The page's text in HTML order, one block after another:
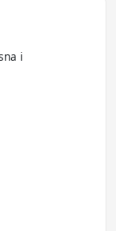
i